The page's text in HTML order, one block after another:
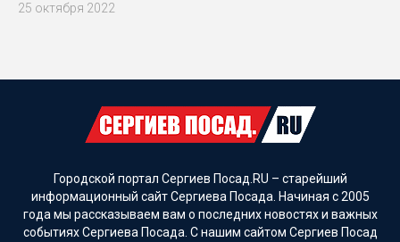
25 октября 2022
Городской портал Сергиев Посад.RU – старейший
информационный сайт Сергиева Посада. Начиная с 2005
года мы рассказываем вам о последних новостях и важных
событиях Сергиева Посада. С нашим сайтом Сергиев Посад